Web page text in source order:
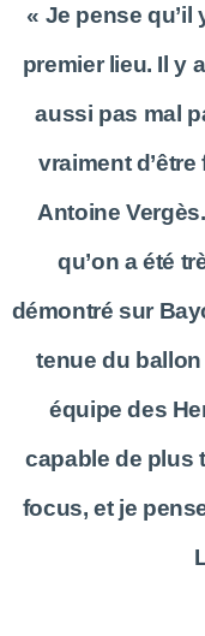
« Je pense qu’il
premier lieu. Il y
aussi pas mal
vraiment
Antoine
qu’on a été
démontré sur
tenue du ballon
équipe des
capable de plus
focus, et je